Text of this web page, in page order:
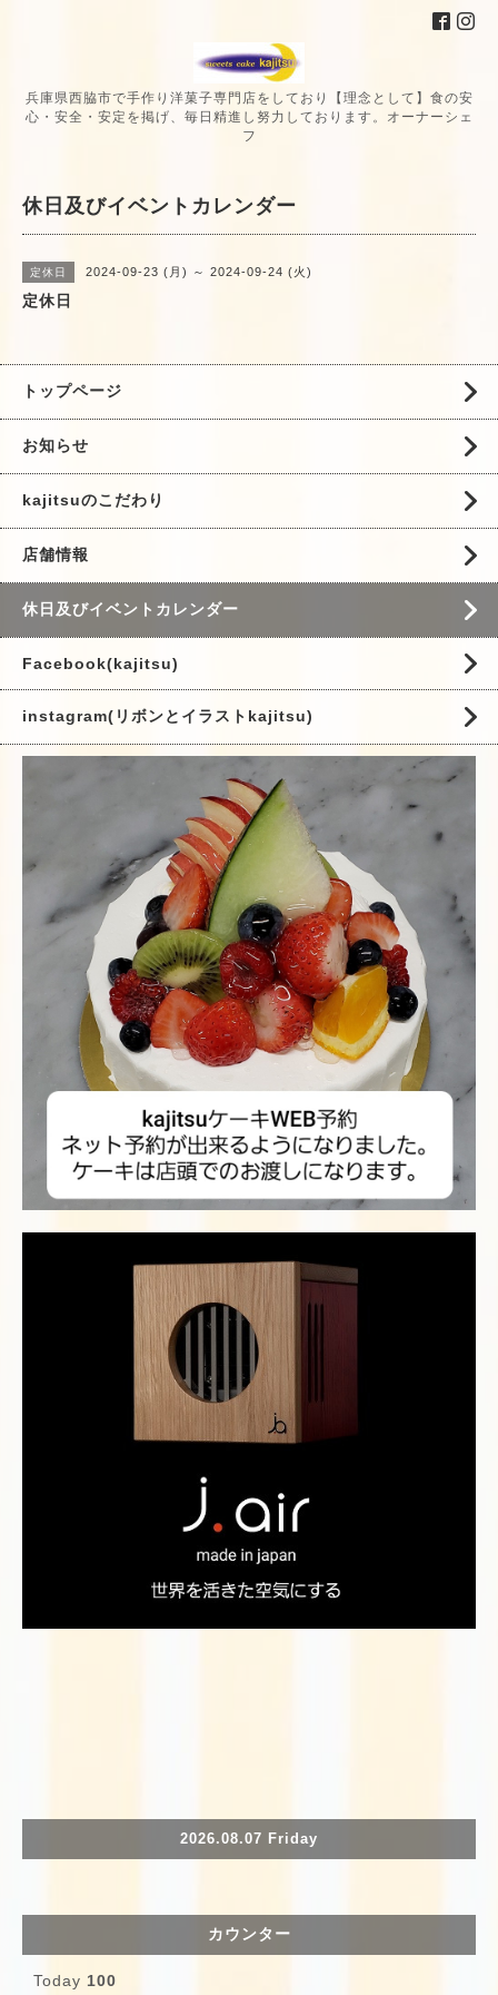
兵庫県西脇市で手作り洋菓子専門店をしており【理念として】食の安
心・安全・安定を掲げ、毎日精進し努力しております。オーナーシェ
フ
休日及びイベントカレンダー
定休日 2024-09-23 (月) ～ 2024-09-24 (火)
定休日
トップページ
お知らせ
kajitsuのこだわり
店舗情報
休日及びイベントカレンダー
Facebook(kajitsu)
instagram(リボンとイラストkajitsu)
2026.08.07 Friday
カウンター
Today 100